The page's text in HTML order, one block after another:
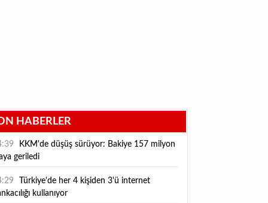
HABERLER
geriledi
kullanıyor